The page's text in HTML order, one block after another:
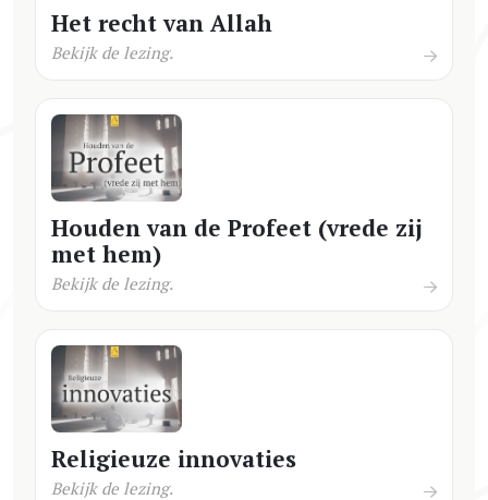
Het recht van Allah
Bekijk de lezing.
Houden van de Profeet (vrede zij
met hem)
Bekijk de lezing.
Religieuze innovaties
Bekijk de lezing.